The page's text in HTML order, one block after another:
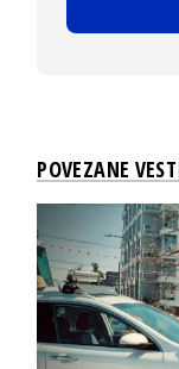
POVEZANE